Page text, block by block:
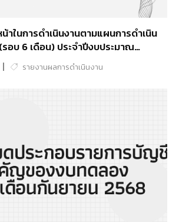
าในการดำเนินงานตามแผนการดำเนิน
อบ 6 เดือน) ประจำปีงบประมาณ
รายงานผลการดำเนินงาน